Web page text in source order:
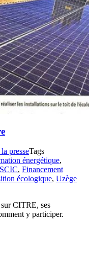
presseTags
énergétique,
, Financement
écologique, Uzège
CITRE, ses
y participer.